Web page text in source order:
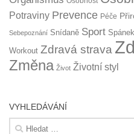
Potraviny Prevence Péče
Sebepoznání Snídaně Sport Spánek
Workout Zdravá strava
Změna Život Životní styl
VYHLEDÁVÁNÍ
Vyhledávání